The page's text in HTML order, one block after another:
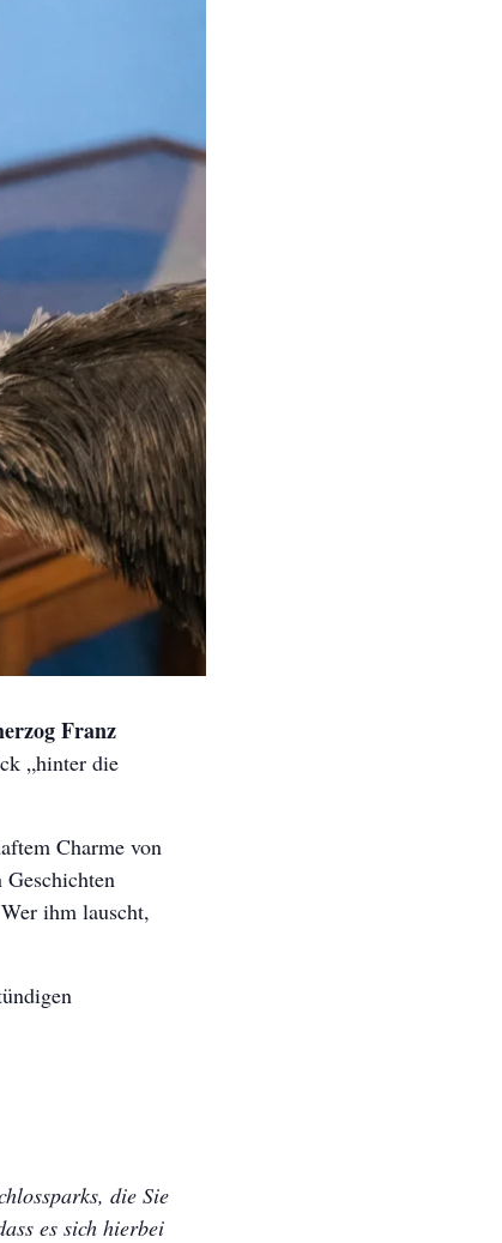
Franz
„hinter die
Charme von
ihm lauscht,
die Sie
es sich hierbei